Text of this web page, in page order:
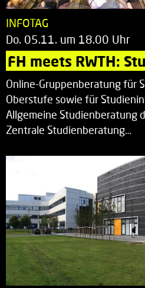
INFOTAG
Do. 05.11. um 18.00 Uhr
FH meets RWTH:
Online-Gruppenberatung für
Oberstufe sowie für
Allgemeine Studienberatung
Zentrale Studienberatung…